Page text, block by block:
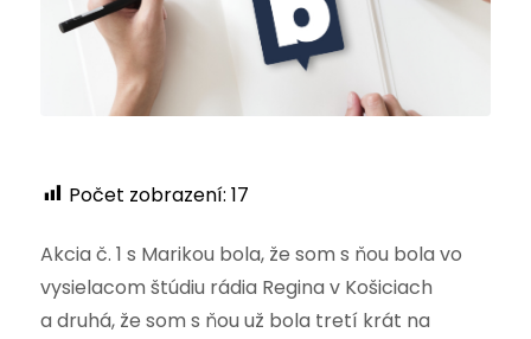
Počet zobrazení: 17
Akcia č. 1 s Marikou bola, že som s ňou bola vo
vysielacom štúdiu rádia Regina v Košiciach
a druhá, že som s ňou už bola tretí krát na